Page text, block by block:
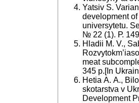
Yatsiv S.
development
universytetu.
№ 22 (1). Р.
Hladii M. V.,
meat
345 р.[In
Hetia A. A.,
skotarstva v
Development